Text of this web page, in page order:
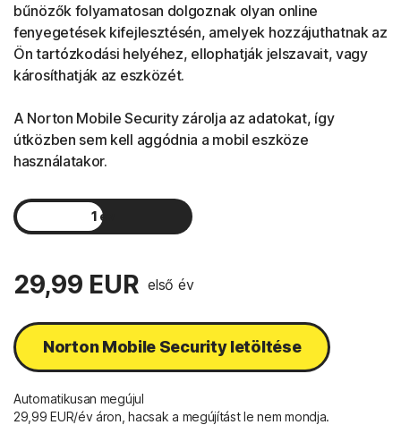
bűnözők folyamatosan dolgoznak olyan online
fenyegetések kifejlesztésén, amelyek hozzájuthatnak az
Ön tartózkodási helyéhez, ellophatják jelszavait, vagy
károsíthatják az eszközét.
A Norton Mobile Security zárolja az adatokat, így
útközben sem kell aggódnia a mobil eszköze
használatakor.
1 év
29,99 EUR első év
Norton Mobile Security letöltése
Automatikusan megújul
29,99 EUR/év áron, hacsak a megújítást le nem mondja.